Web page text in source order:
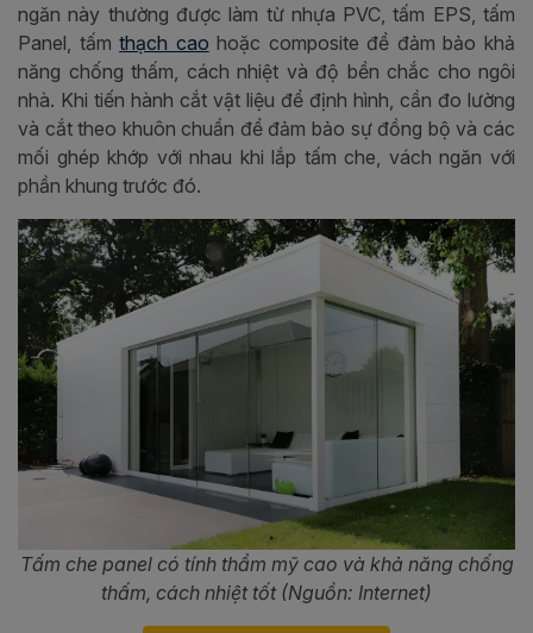
ngăn này thường được làm từ nhựa PVC, tấm EPS, tấm
Panel, tấmthạch cao hoặc composite để đảm bảo khả
năng chống thấm, cách nhiệt và độ bền chắc cho ngôi
nhà. Khi tiến hành cắt vật liệu để định hình, cần đo lường
và cắt theo khuôn chuẩn để đảm bảo sự đồng bộ và các
mối ghép khớp với nhau khi lắp tấm che, vách ngăn với
phần khung trước đó.
Tấm che panel có tính thẩm mỹ cao và khả năng chống
thấm, cách nhiệt tốt (Nguồn: Internet)